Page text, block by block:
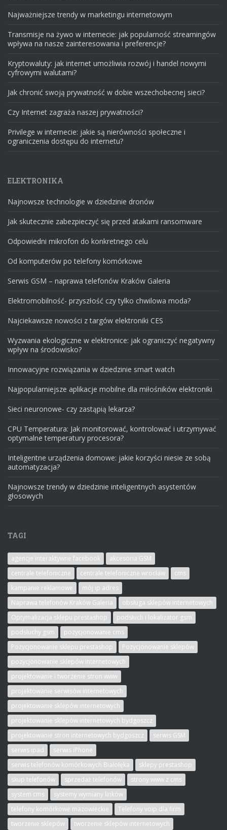
Najważniejsze trendy w marketingu internetowym
Transmisje na żywo w internecie: jak popularność streamingów
wpływa na nasze zainteresowania i preferencje?
Kryptowaluty: jak internet umożliwia rozwój i handel nowymi
cyfrowymi walutami?
Jak chronić swoją prywatność w dobie wszechobecnej sieci?
Czy Internet zagraża naszej prywatności?
Privilege w internecie: jakie są nierówności społeczne i
ograniczenia dostępu do internetu?
ELEKTRONIKA
Najnowsze technologie w dziedzinie dronów
Jak skutecznie zabezpieczyć się przed atakami ransomware
Odpowiedni mikrofon do konkretnego celu
Od komputerów po telefony komórkowe
Serwis GSM – naprawa telefonów Kraków Galeria
Elektromobilność- przyszłość czy tylko chwilowa moda?
Najciekawsze nowości z targów elektroniki CES
Wyzwania ekologiczne w elektronice: jak ograniczyć negatywny
wpływ na środowisko?
Innowacyjne rozwiązania w dziedzinie smart watch
Najpopularniejsze aplikacje mobilne dla miłośników elektroniki
Sieci neuronowe- czy zastąpią lekarza?
CPU Temperatura: Jak monitorować, kontrolować i utrzymywać
optymalne temperatury procesora?
Inteligentne urządzenia domowe: jakie korzyści niesie ze sobą
automatyzacja?
Najnowsze trendy w dziedzinie inteligentnych asystentów
głosowych
TAGI
agencje interaktywne facebook
akcesoria GSM
centrale telefoniczne
centrale telefoniczne wrocław
cms
kampanie reklamowe
mój ip adres
Naprawa telefonów Kraków Galeria
obsługa sklepów internetowych
Optymalizacja sklepu prestashop
podsłuch i lokalizator gsm
podsłuchy gsm
pozycjonowanie cms
Pozycjonowanie sklepu prestashop
Pozycjonowanie sklepów
pozycjonowanie sklepów internetowych
projektowanie i tworzenie stron www
projektowanie serwisów internetowych
projektowanie sklepów internetowych
projektowanie sklepów internetowych bydgoszcz
projektowanie stron internetowych bydgoszcz
serwis GSM
serwis ipad
serwis iPhone
serwis telefonów komórkowych Białołęka
sklepy prestashop
skup telefonów
sprzedaż telefonów
strony www z cms
system cms
systemy wymiany linków
telefony komórkowe mazowieckie
Telefony voip dla firm
tworzenie sklepów
tworzenie sklepów internetowych